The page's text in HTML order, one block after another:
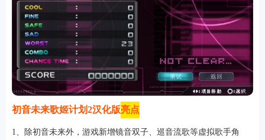
角色扮演小游戏 恋爱养成 沙盒模组 up主自制赛车竞速 策略塔防动作射
益智休闲 冒险解谜 模拟经营 音乐游戏单机游戏战争策略
系统工具影音播放 游戏辅助 摄影美颜 办公商务 旅游出行金融理财
新闻阅读 考试学习AI软件 健康运动 生活购物 地图导航主题桌面
初音未来歌姬计划2汉化版亮点
1、除初音未来外，游戏新增镜音双子、巡音流歌等虚拟歌手角